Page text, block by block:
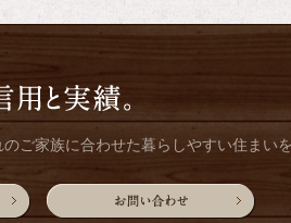
ご家族に合わせた暮らしやすい住まい